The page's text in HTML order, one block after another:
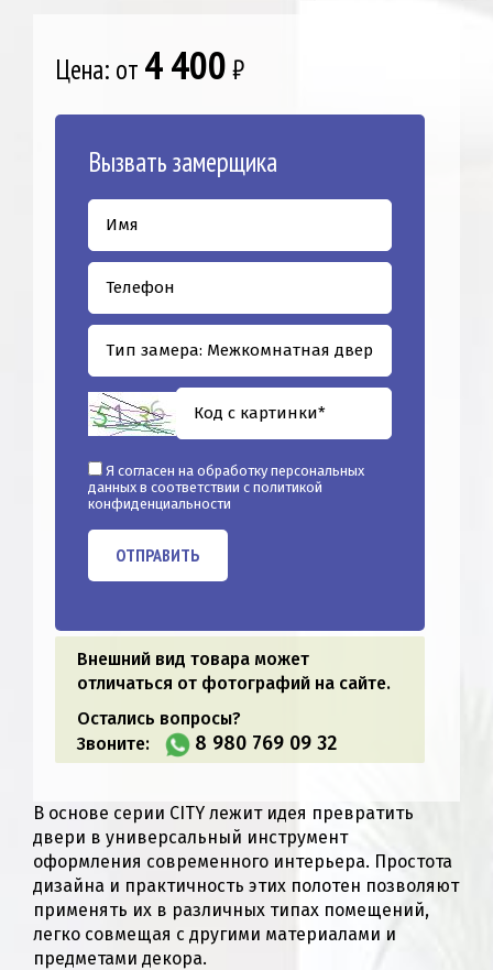
Цена: от 4 400₽
Вызвать замерщика
Я согласен на обработку персональных
данных в соответствии с политикой
конфиденциальности
ОТПРАВИТЬ
Внешний вид товара может
отличаться от фотографий на сайте.
Остались вопросы?
Звоните:
8 980 769 09 32
В основе серии CITY лежит идея превратить
двери в универсальный инструмент
оформления современного интерьера. Простота
дизайна и практичность этих полотен позволяют
применять их в различных типах помещений,
легко совмещая с другими материалами и
предметами декора.